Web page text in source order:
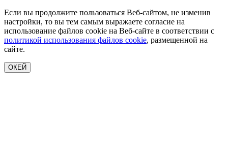
Если вы продолжите пользоваться Веб-сайтом, не изменив
настройки, то вы тем самым выражаете согласие на
использование файлов cookie на Веб-сайте в соответствии с
политикой использования файлов cookie, размещенной на
сайте.
ОКЕЙ